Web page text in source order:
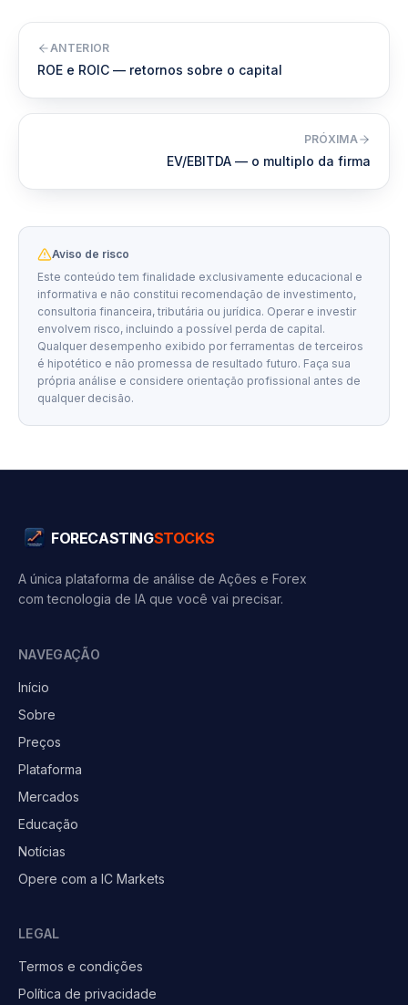
ANTERIOR
ROE e ROIC — retornos sobre o capital
PRÓXIMA
EV/EBITDA — o multiplo da firma
Aviso de risco
Este conteúdo tem finalidade exclusivamente educacional e
informativa e não constitui recomendação de investimento,
consultoria financeira, tributária ou jurídica. Operar e investir
envolvem risco, incluindo a possível perda de capital.
Qualquer desempenho exibido por ferramentas de terceiros
é hipotético e não promessa de resultado futuro. Faça sua
própria análise e considere orientação profissional antes de
qualquer decisão.
FORECASTINGSTOCKS
A única plataforma de análise de Ações e Forex
com tecnologia de IA que você vai precisar.
NAVEGAÇÃO
Início
Sobre
Preços
Plataforma
Mercados
Educação
Notícias
Opere com a IC Markets
LEGAL
Termos e condições
Política de privacidade